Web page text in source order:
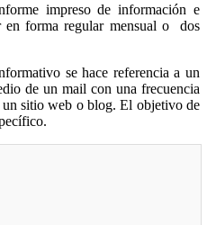
impreso de información e
en forma regular mensual o dos
se hace referencia a un
de un mail con una frecuencia
un sitio web o blog. El objetivo de